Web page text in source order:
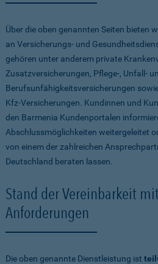
Über die oben genannten Seiten bieten
an Versicherungs- und
gehören unter anderem private
Zusatzversicherungen, Pflege-, Unfall-
Berufsunfähigkeitsversicherungen
Kfz-Versicherungen. Kundinnen und
den Barmenia Kundenportalen
Abschlussmöglichkeiten weitergeleitet
von einem der zahlreichen
Deutschland beraten lassen.
Stand der Vereinbarkeit
Anforderungen
Die oben genannte Dienstleistung ist